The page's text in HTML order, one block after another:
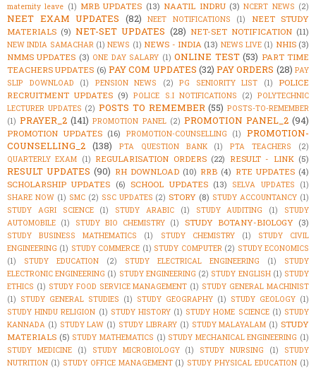
maternity leave (1) MRB UPDATES (13) NAATIL INDRU (3) NCERT NEWS (2)
NEET EXAM UPDATES (82) NEET NOTIFICATIONS (1)
NEET STUDY
MATERIALS (9) NET-SET UPDATES (28) NET-SET NOTIFICATION (11)
NEW INDIA SAMACHAR (1) NEWS (1) NEWS - INDIA (13) NEWS LIVE (1) NHIS (3)
NMMS UPDATES (3) ONE DAY SALARY (1) ONLINE TEST (53) PART TIME
TEACHERS UPDATES (6) PAY COM UPDATES (32) PAY ORDERS (28) PAY
SLIP DOWNLOAD
(1) PENSION NEWS (2) PG SENIORITY LIST (1)
POLICE
RECRUITMENT UPDATES (9) POLICE S.I NOTIFICATIONS (2) POLYTECHNIC
LECTURER UPDATES (2) POSTS TO REMEMBER (55) POSTS-TO-REMEMBER
(1) PRAYER_2 (141) PROMOTION PANEL (2) PROMOTION PANEL_2 (94)
PROMOTION UPDATES (16) PROMOTION-COUNSELLING (1)
PROMOTION-
COUNSELLING_2 (138) PTA QUESTION BANK (1) PTA TEACHERS
(2)
QUARTERLY EXAM (1) REGULARISATION ORDERS (22) RESULT - LINK (5)
RESULT UPDATES (90) RH DOWNLOAD (10) RRB (4) RTE UPDATES (4)
SCHOLARSHIP UPDATES (6) SCHOOL UPDATES (13) SELVA UPDATES
(1)
SHARE NOW (1) SMC (2) SSC UPDATES (2) STORY (8) STUDY ACCOUNTANCY (1)
STUDY AGRI SCIENCE
(1) STUDY ARABIC (1) STUDY AUDITING (1)
STUDY
AUTOMOBILE (1) STUDY BIO CHEMISTRY (1) STUDY BOTANY-BIOLOGY (3)
STUDY BUSINESS MATHEMATICS (1) STUDY CHEMISTRY (1)
STUDY CIVIL
ENGINEERING (1) STUDY COMMERCE (1) STUDY COMPUTER (2) STUDY ECONOMICS
(1)
STUDY EDUCATION (2) STUDY ELECTRICAL ENGINEERING (1)
STUDY
ELECTRONIC ENGINEERING (1) STUDY ENGINEERING (2) STUDY ENGLISH (1) STUDY
ETHICS (1) STUDY FOOD SERVICE MANAGEMENT (1) STUDY GENERAL MACHINIST
(1) STUDY GENERAL STUDIES (1) STUDY GEOGRAPHY (1) STUDY GEOLOGY (1)
STUDY HINDU RELIGION (1) STUDY HISTORY (1) STUDY HOME SCIENCE (1) STUDY
KANNADA (1) STUDY LAW (1) STUDY LIBRARY (1) STUDY MALAYALAM (1) STUDY
MATERIALS (5) STUDY MATHEMATICS (1) STUDY MECHANICAL ENGINEERING (1)
STUDY MEDICINE
(1) STUDY MICROBIOLOGY (1) STUDY NURSING (1)
STUDY
NUTRITION (1) STUDY OFFICE MANAGEMENT (1) STUDY PHYSICAL EDUCATION (1)